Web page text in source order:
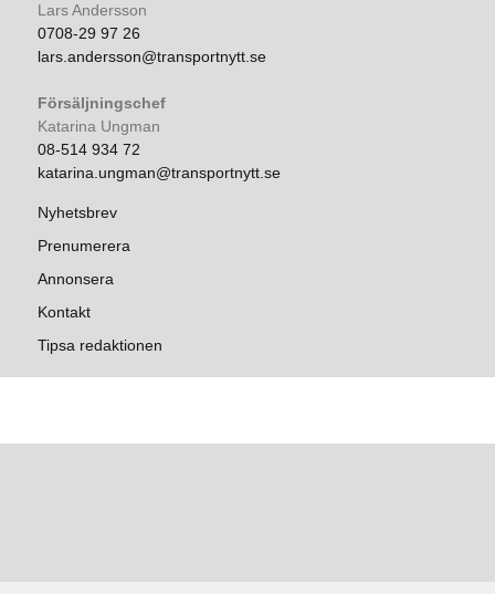
Lars Andersson
0708-29 97 26
lars.andersson@transportnytt.se
Försäljningschef
Katarina Ungman
08-514 934 72
katarina.ungman@transportnytt.se
Nyhetsbrev
Prenumerera
Annonsera
Kontakt
Tipsa redaktionen